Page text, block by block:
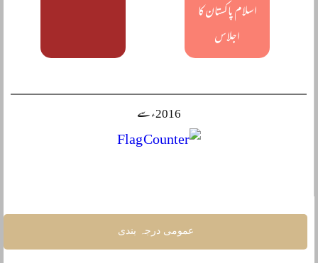
اسلام پاکستان کا
اجلاس
2016ء سے
عمومی درجہ بندی